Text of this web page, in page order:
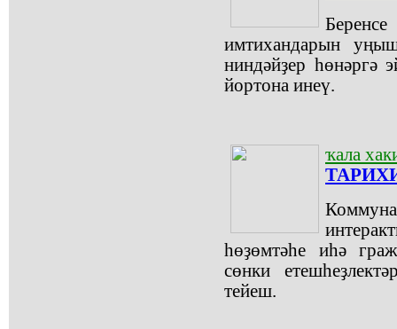
имтихандарын
ниндәйҙер һөнәргә
йортона инеү.
ҡала
һөҙөмтәһе иһә
сөнки
тейеш.